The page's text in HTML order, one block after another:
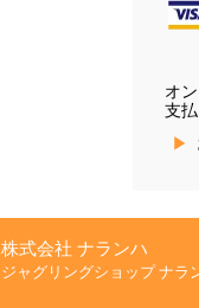
オ
支払
株式会社 ナランハ
ジャグリングショップ ナラ